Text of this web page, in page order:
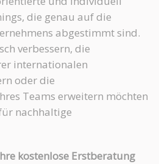
die genau auf die
abgestimmt sind.
verbessern, die
internationalen
oder die
Teams erweitern möchten
nachhaltige
kostenlose Erstberatung